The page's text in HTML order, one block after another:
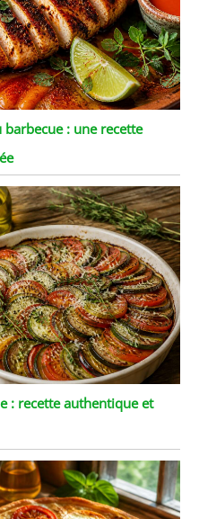
: une recette
: recette authentique et